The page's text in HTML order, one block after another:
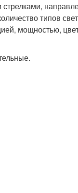
типов
мощностью,